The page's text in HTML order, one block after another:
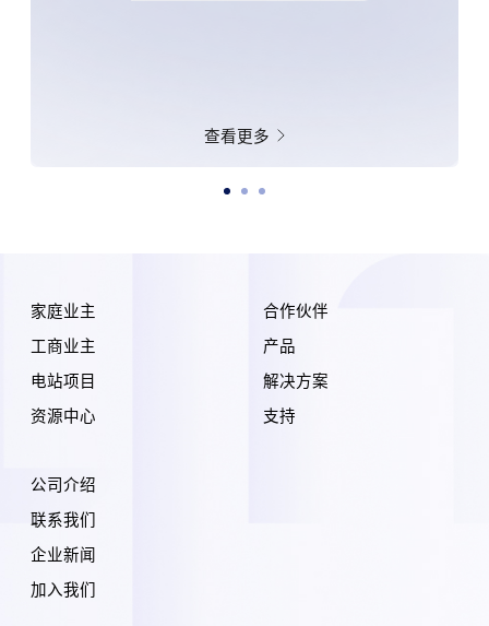
查看更多
家庭业主
工商业主
电站项目
资源中心
合作伙伴
产品
解决方案
支持
公司介绍
联系我们
企业新闻
加入我们